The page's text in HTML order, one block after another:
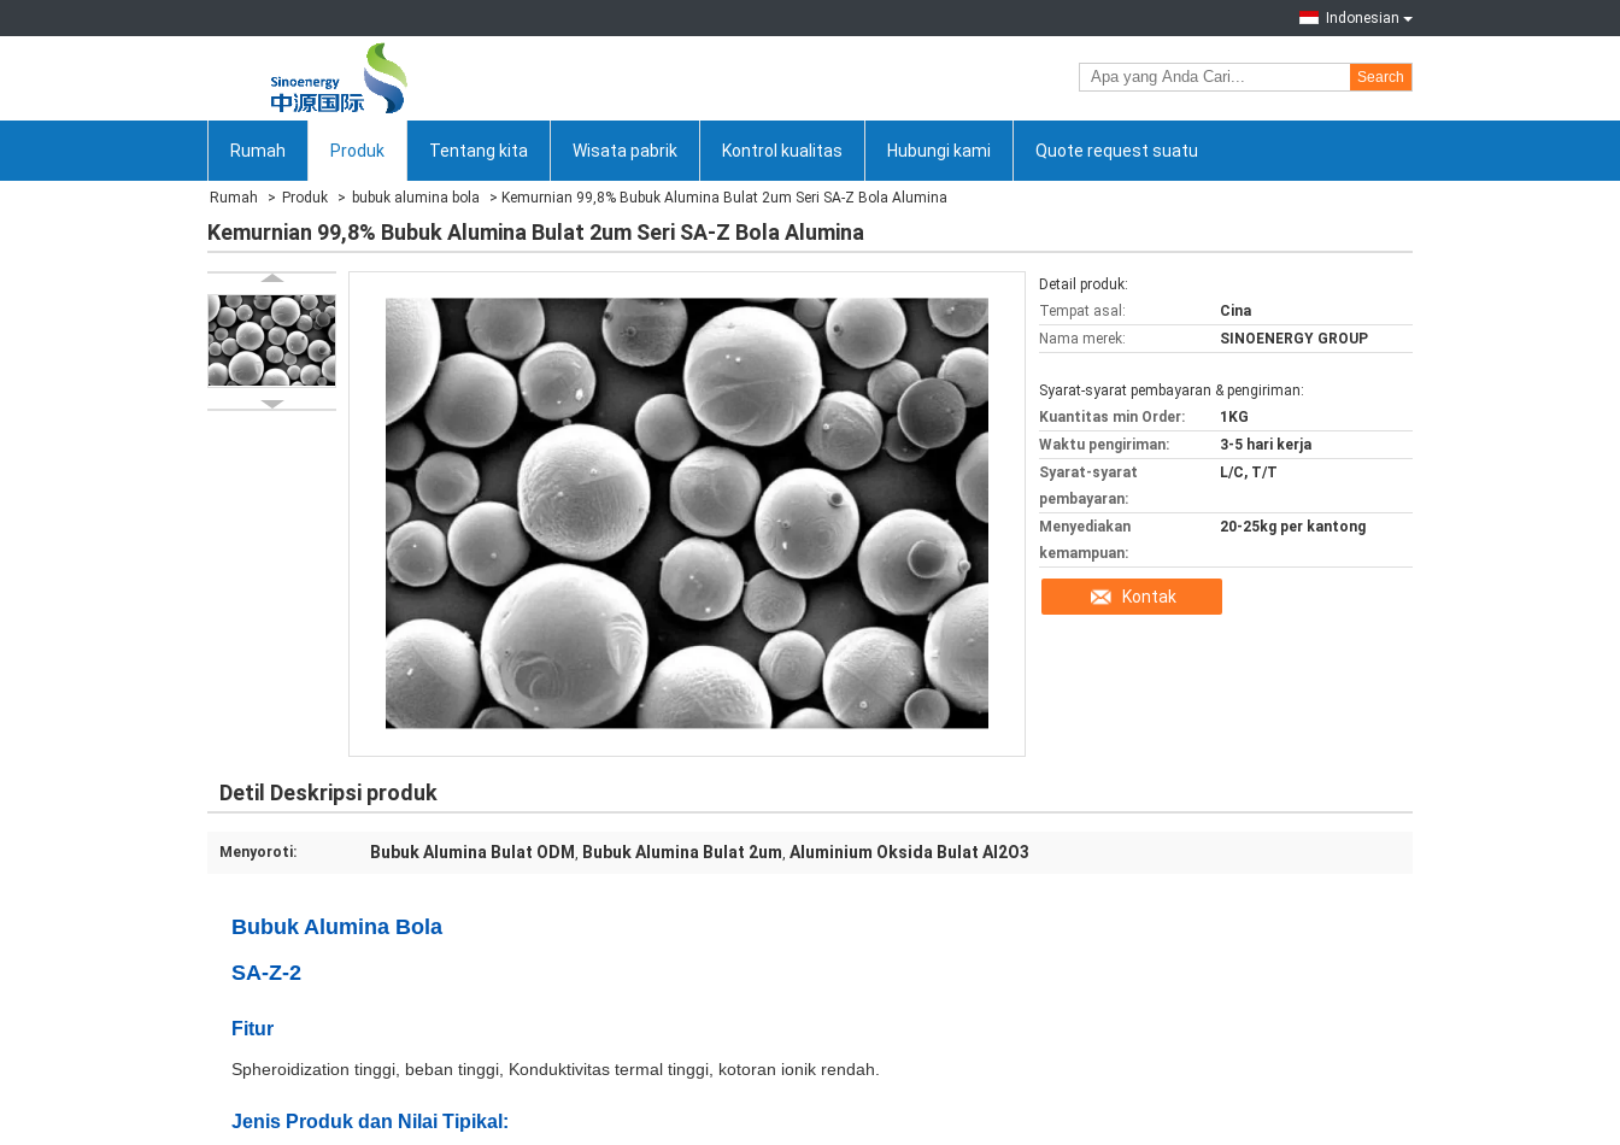
Indonesian
Search
Rumah Produk Tentang kita Wisata pabrik Kontrol kualitas Hubungi kami Quote request suatu
Rumah Produk bubuk alumina bola Kemurnian 99,8% Bubuk Alumina Bulat 2um Seri SA-Z Bola Alumina
Kemurnian 99,8% Bubuk Alumina Bulat 2um Seri SA-Z Bola Alumina
Detail produk:
Tempat asal:
Cina
Nama merek:
SINOENERGY GROUP
Syarat-syarat pembayaran & pengiriman:
Kuantitas min Order:
1KG
Waktu pengiriman:
3-5 hari kerja
Syarat-syarat
pembayaran:
L/C, T/T
Menyediakan
kemampuan:
20-25kg per kantong
Kontak
Detil Deskripsi produk
Menyoroti: Bubuk Alumina Bulat ODM , Bubuk Alumina Bulat 2um, Aluminium Oksida Bulat Al2O3
Bubuk Alumina Bola
SA-Z-2
Fitur
Spheroidization tinggi, beban tinggi, Konduktivitas termal tinggi, kotoran ionik rendah.
Jenis Produk dan Nilai Tipikal: